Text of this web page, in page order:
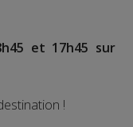
et 17h45 sur
!